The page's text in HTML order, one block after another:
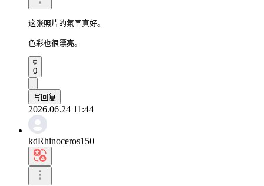
这张照片的氛围真好。
色彩也很漂亮。
0
写回复
2026.06.24 11:44
kdRhinoceros150